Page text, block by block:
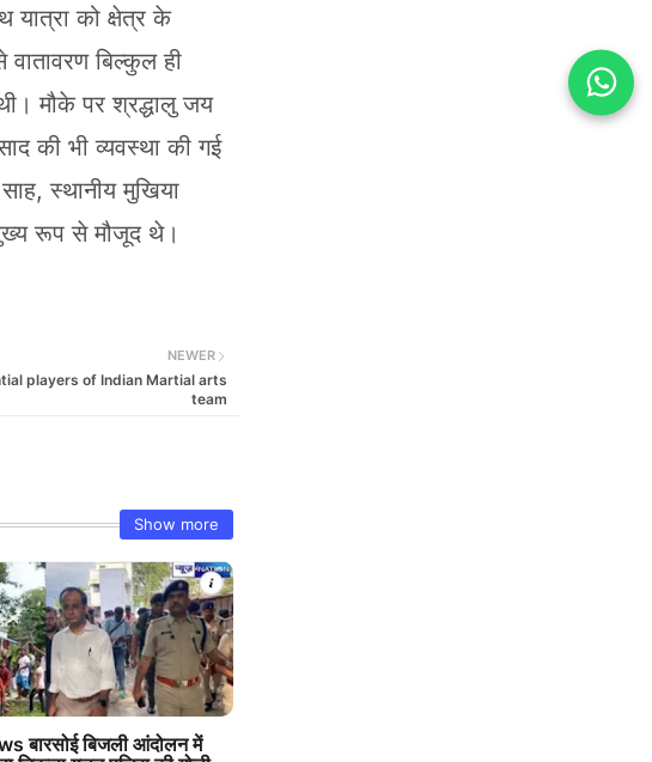
यात्रा को क्षेत्र के
बिल्कुल ही
मौके पर श्रद्धालु जय
की भी व्यवस्था की गई
स्थानीय मुखिया
रूप से मौजूद थे।
NEWER
players of Indian Martial arts
team
Show more
बारसोई बिजली आंदोलन में